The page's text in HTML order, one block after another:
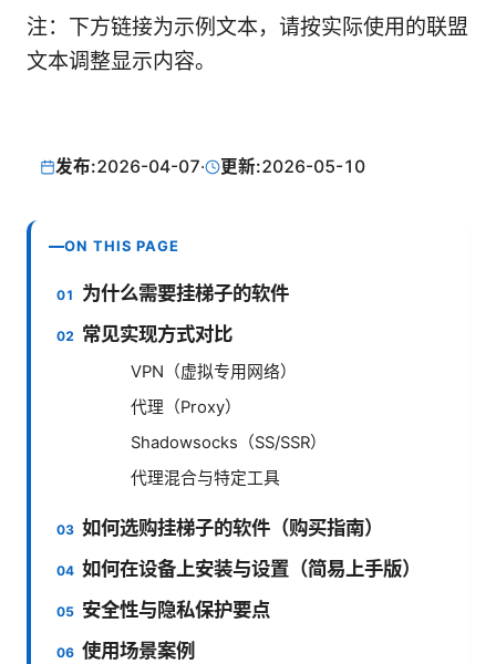
注：下方链接为示例文本，请按实际使用的联盟
文本调整显示内容。
发布:2026-04-07· 更新:2026-05-10
ON THIS PAGE
为什么需要挂梯子的软件
常见实现方式对比
VPN（虚拟专用网络）
代理（Proxy）
Shadowsocks（SS/SSR）
代理混合与特定工具
如何选购挂梯子的软件（购买指南）
如何在设备上安装与设置（简易上手版）
安全性与隐私保护要点
使用场景案例